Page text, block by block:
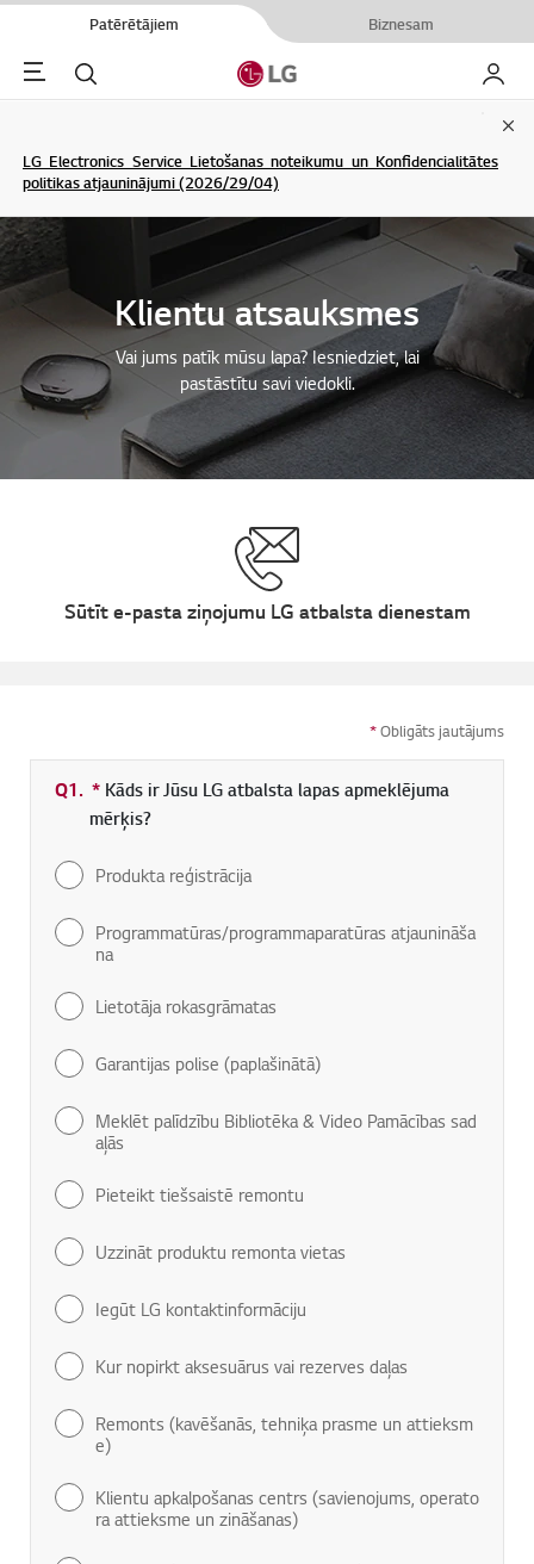
Patērētājiem Biznesam
Menu Meklēt Mans
LG Electronics Service Lietošanas noteikumu un Konfidencialitātes
politikas atjauninājumi (2026/29/04)
Klientu atsauksmes
Vai jums patīk mūsu lapa? Iesniedziet, lai
pastāstītu savi viedokli.
Sūtīt e-pasta ziņojumu LG atbalsta dienestam
*Obligāts jautājums
Q1. * Obligāti aizpildāms lauks
Kāds ir Jūsu LG atbalsta lapas apmeklējuma
mērķis?
Produkta reģistrācija
Programmatūras/programmaparatūras atjaunināša
na
Lietotāja rokasgrāmatas
Garantijas polise (paplašinātā)
Meklēt palīdzību Bibliotēka & Video Pamācības sad
aļās
Pieteikt tiešsaistē remontu
Uzzināt produktu remonta vietas
Iegūt LG kontaktinformāciju
Kur nopirkt aksesuārus vai rezerves daļas
Remonts (kavēšanās, tehniķa prasme un attieksm
e)
Klientu apkalpošanas centrs (savienojums, operato
ra attieksme un zināšanas)